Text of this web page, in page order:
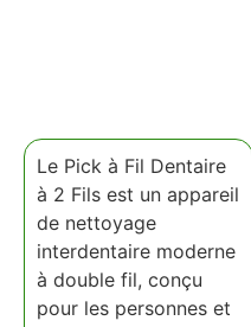
Le Pick à Fil Dentaire
à 2 Fils est un appareil
de nettoyage
interdentaire moderne
à double fil, conçu
pour les personnes et